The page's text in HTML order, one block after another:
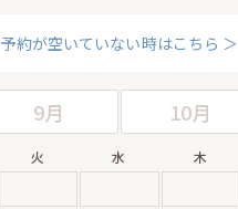
予約が空いていない時はこちら ＞
9月 10月
火 水 木